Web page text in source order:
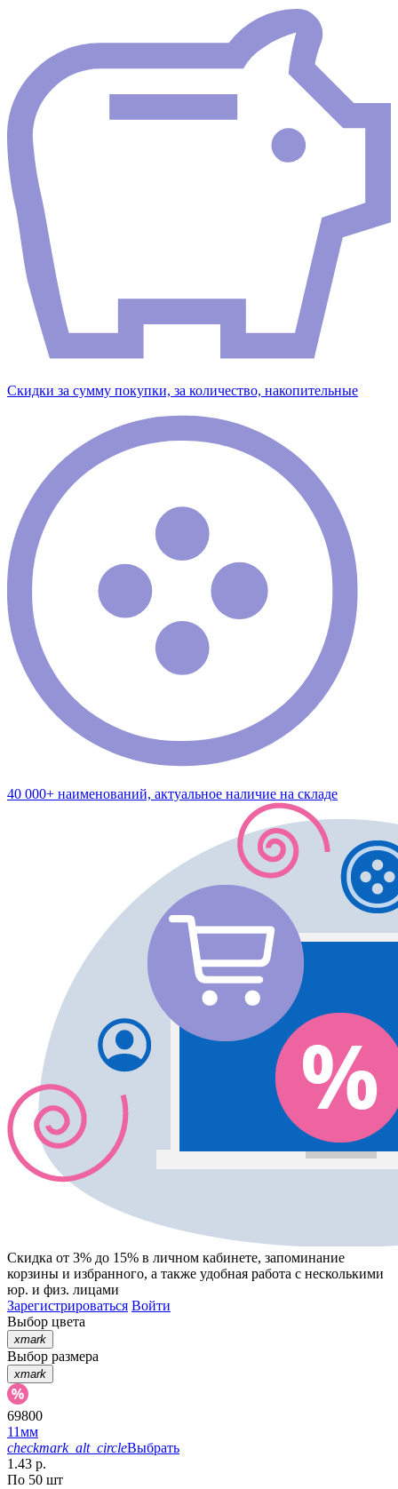
Скидки за сумму покупки, за количество, накопительные
40 000+ наименований, актуальное наличие на складе
Скидка от 3% до 15% в личном кабинете, запоминание
корзины и избранного, а также удобная работа с несколькими
юр. и физ. лицами
Зарегистрироваться Войти
Выбор цвета
xmark
Выбор размера
xmark
69800
11мм
checkmark_alt_circleВыбрать
1.43 р.
По 50 шт